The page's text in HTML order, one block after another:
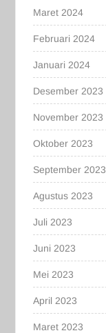
Maret 2024
Februari 2024
Januari 2024
Desember 2023
November 2023
Oktober 2023
September 2023
Agustus 2023
Juli 2023
Juni 2023
Mei 2023
April 2023
Maret 2023